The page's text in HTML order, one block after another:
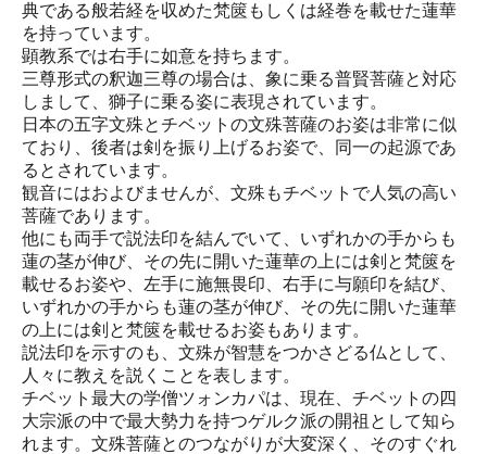
典である般若経を収めた梵篋もしくは経巻を載せた蓮華
を持っています。
顕教系では右手に如意を持ちます。
三尊形式の釈迦三尊の場合は、象に乗る普賢菩薩と対応
しまして、獅子に乗る姿に表現されています。
日本の五字文殊とチベットの文殊菩薩のお姿は非常に似
ており、後者は剣を振り上げるお姿で、同一の起源であ
るとされています。
観音にはおよびませんが、文殊もチベットで人気の高い
菩薩であります。
他にも両手で説法印を結んでいて、いずれかの手からも
蓮の茎が伸び、その先に開いた蓮華の上には剣と梵篋を
載せるお姿や、左手に施無畏印、右手に与願印を結び、
いずれかの手からも蓮の茎が伸び、その先に開いた蓮華
の上には剣と梵篋を載せるお姿もあります。
説法印を示すのも、文殊が智慧をつかさどる仏として、
人々に教えを説くことを表します。
チベット最大の学僧ツォンカパは、現在、チベットの四
大宗派の中で最大勢力を持つゲルク派の開祖として知ら
れます。文殊菩薩とのつながりが大変深く、そのすぐれ